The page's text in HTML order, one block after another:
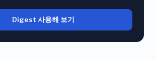
Digest 사용해 보기